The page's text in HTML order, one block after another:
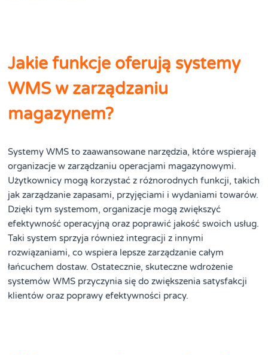
Jakie funkcje oferują systemy
WMS w zarządzaniu
magazynem?
Systemy WMS to zaawansowane narzędzia, które wspierają
organizacje w zarządzaniu operacjami magazynowymi.
Użytkownicy mogą korzystać z różnorodnych funkcji, takich
jak zarządzanie zapasami, przyjęciami i wydaniami towarów.
Dzięki tym systemom, organizacje mogą zwiększyć
efektywność operacyjną oraz poprawić jakość swoich usług.
Taki system sprzyja również integracji z innymi
rozwiązaniami, co wspiera lepsze zarządzanie całym
łańcuchem dostaw. Ostatecznie, skuteczne wdrożenie
systemów WMS przyczynia się do zwiększenia satysfakcji
klientów oraz poprawy efektywności pracy.